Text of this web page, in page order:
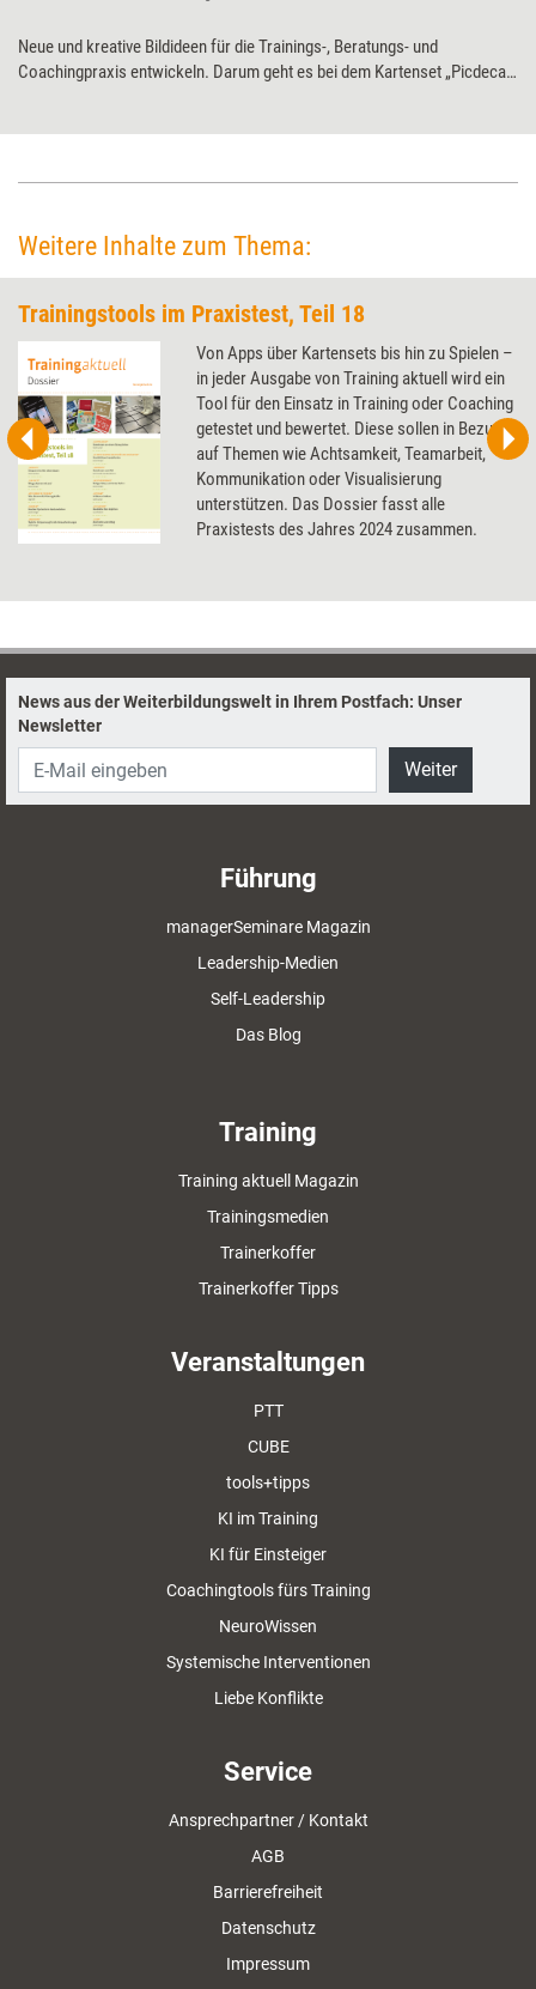
Neue und kreative Bildideen für die Trainings-, Beratungs- und
Coachingpraxis entwickeln. Darum geht es bei dem Kartenset „Picdeca“,
Weitere Inhalte zum Thema:
Trainingstools im Praxistest, Teil 18
Von Apps über Kartensets bis hin zu Spielen –
in jeder Ausgabe von Training aktuell wird ein
Tool für den Einsatz in Training oder Coaching
getestet und bewertet. Diese sollen in Bezug
auf Themen wie Achtsamkeit, Teamarbeit,
Kommunikation oder Visualisierung
unterstützen. Das Dossier fasst alle
Praxistests des Jahres 2024 zusammen.
News aus der Weiterbildungswelt in Ihrem Postfach: Unser
Newsletter
Weiter
Führung
managerSeminare Magazin
Leadership-Medien
Self-Leadership
Das Blog
Training
Training aktuell Magazin
Trainingsmedien
Trainerkoffer
Trainerkoffer Tipps
Veranstaltungen
PTT
CUBE
tools+tipps
KI im Training
KI für Einsteiger
Coachingtools fürs Training
NeuroWissen
Systemische Interventionen
Liebe Konflikte
Service
Ansprechpartner / Kontakt
AGB
Barrierefreiheit
Datenschutz
Impressum